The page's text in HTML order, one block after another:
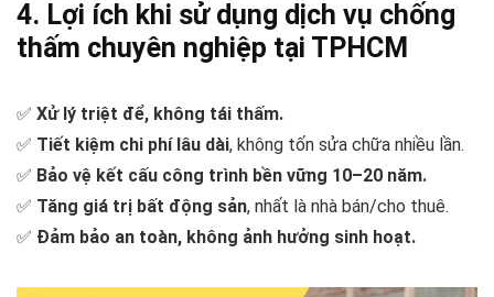
4. Lợi ích khi sử dụng dịch vụ chống
thấm chuyên nghiệp tại TPHCM
✅ Xử lý triệt để, không tái thấm.
✅ Tiết kiệm chi phí lâu dài, không tốn sửa chữa nhiều lần.
✅ Bảo vệ kết cấu công trình bền vững 10–20 năm.
✅ Tăng giá trị bất động sản, nhất là nhà bán/cho thuê.
✅ Đảm bảo an toàn, không ảnh hưởng sinh hoạt.